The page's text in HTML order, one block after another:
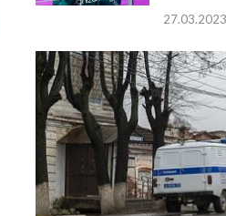
27.03.2023